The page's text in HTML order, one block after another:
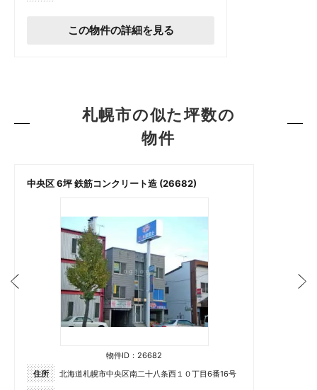
この物件の詳細を見る
札幌市の似た坪数の
物件
中央区 6坪 鉄筋コンクリート造 (26682)
物件ID：26682
住所
北海道札幌市中央区南二十八条西１０丁目6番16号